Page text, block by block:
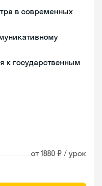
в современных
к государственным
от 1880 ₽ / урок